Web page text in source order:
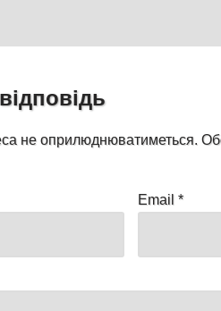
не оприлюднюватиметься.
Email *